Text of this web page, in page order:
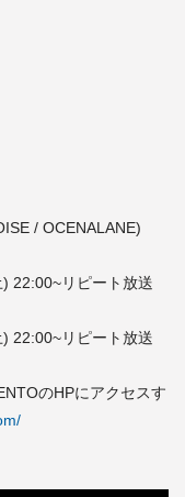
/ OCENALANE)
22:00~リピート放送
22:00~リピート放送
のHPにアクセスす